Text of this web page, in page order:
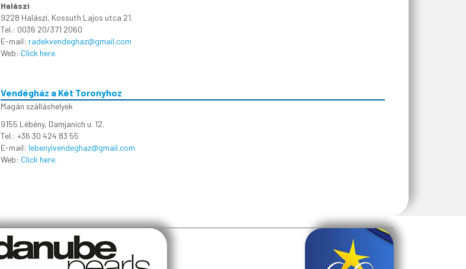
Halászi
9228 Halászi, Kossuth Lajos utca 21.
Tel.: 0036 20/371 2060
E-mail: radekvendeghaz@gmail.com
Web: Click here.
Vendégház a Két Toronyhoz
Magán szálláshelyek
9155 Lébény, Damjanich u. 12.
Tel.: +36 30 424 83 55
E-mail: lebenyivendeghaz@gmail.com
Web: Click here.